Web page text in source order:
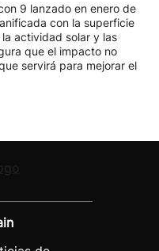
9 lanzado en enero de
con la superficie
actividad solar y las
que el impacto no
servirá para mejorar el